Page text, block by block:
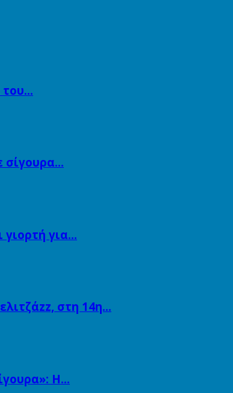
του…
σίγουρα…
γιορτή για…
στη 14η…
Η…